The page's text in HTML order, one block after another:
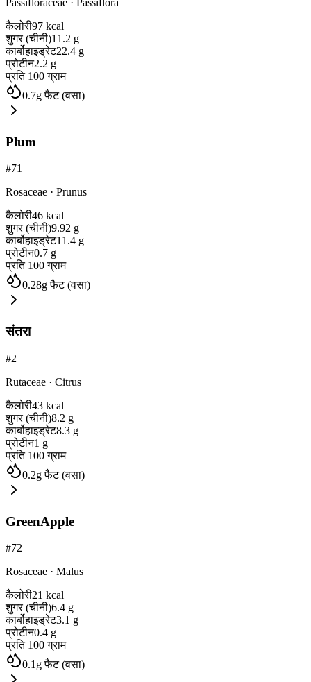
Passifloraceae · Passiflora
कैलोरी97 kcal
शुगर (चीनी)11.2 g
कार्बोहाइड्रेट22.4 g
प्रोटीन2.2 g
प्रति 100 ग्राम
0.7gफैट (वसा)
Plum
#71
Rosaceae · Prunus
कैलोरी46 kcal
शुगर (चीनी)9.92 g
कार्बोहाइड्रेट11.4 g
प्रोटीन0.7 g
प्रति 100 ग्राम
0.28gफैट (वसा)
संतरा
#2
Rutaceae · Citrus
कैलोरी43 kcal
शुगर (चीनी)8.2 g
कार्बोहाइड्रेट8.3 g
प्रोटीन1 g
प्रति 100 ग्राम
0.2gफैट (वसा)
GreenApple
#72
Rosaceae · Malus
कैलोरी21 kcal
शुगर (चीनी)6.4 g
कार्बोहाइड्रेट3.1 g
प्रोटीन0.4 g
प्रति 100 ग्राम
0.1 gफैट (वसा)